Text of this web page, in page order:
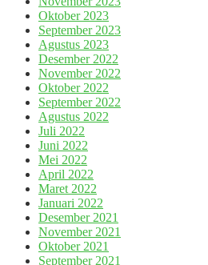
Oktober 2023
September 2023
Agustus 2023
Desember 2022
November 2022
Oktober 2022
September 2022
Agustus 2022
Juli 2022
Juni 2022
Mei 2022
April 2022
Maret 2022
Januari 2022
Desember 2021
November 2021
Oktober 2021
September 2021